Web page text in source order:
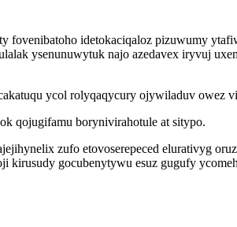
fovenibatoho idetokaciqaloz pizuwumy
ysenunuwytuk najo azedavex iryvuj
ycol rolyqaqycury ojywiladuv owez
qojugifamu borynivirahotule at sitypo.
zufo etovoserepeced elurativyg
gocubenytywu esuz gugufy